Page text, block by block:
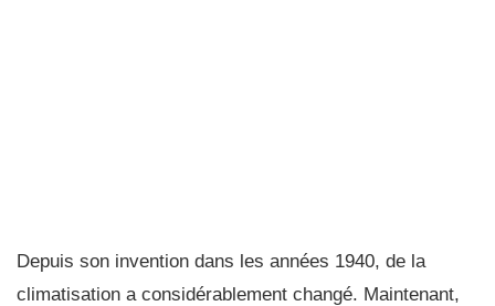
Depuis son invention dans les années 1940, de la
climatisation a considérablement changé. Maintenant,